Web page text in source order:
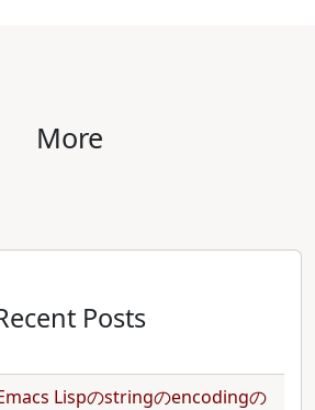
More
Posts
Lispのstringのencodingの